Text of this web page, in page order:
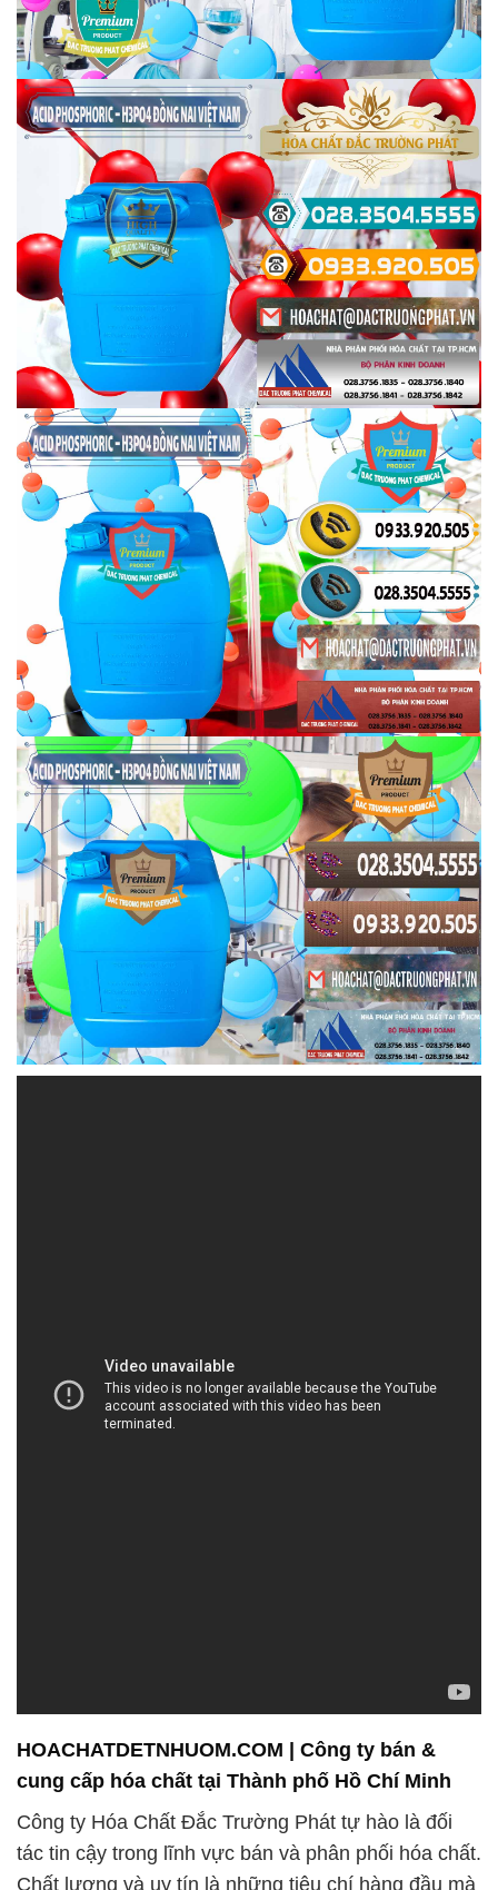
HOACHATDETNHUOM.COM | Công ty bán &
cung cấp hóa chất tại Thành phố Hồ Chí Minh
Công ty Hóa Chất Đắc Trường Phát tự hào là đối
tác tin cậy trong lĩnh vực bán và phân phối hóa chất.
Chất lượng và uy tín là những tiêu chí hàng đầu mà